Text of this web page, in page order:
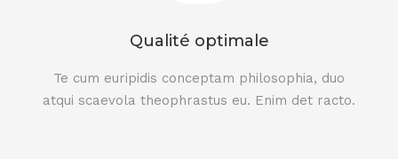
Qualité optimale
Te cum euripidis conceptam philosophia, duo
atqui scaevola theophrastus eu. Enim det racto.